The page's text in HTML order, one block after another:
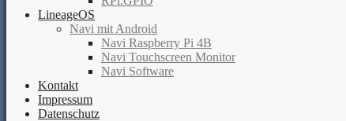
LineageOS
Navi mit Android
Navi Raspberry Pi 4B
Navi Touchscreen Monitor
Navi Software
Kontakt
Impressum
Datenschutz